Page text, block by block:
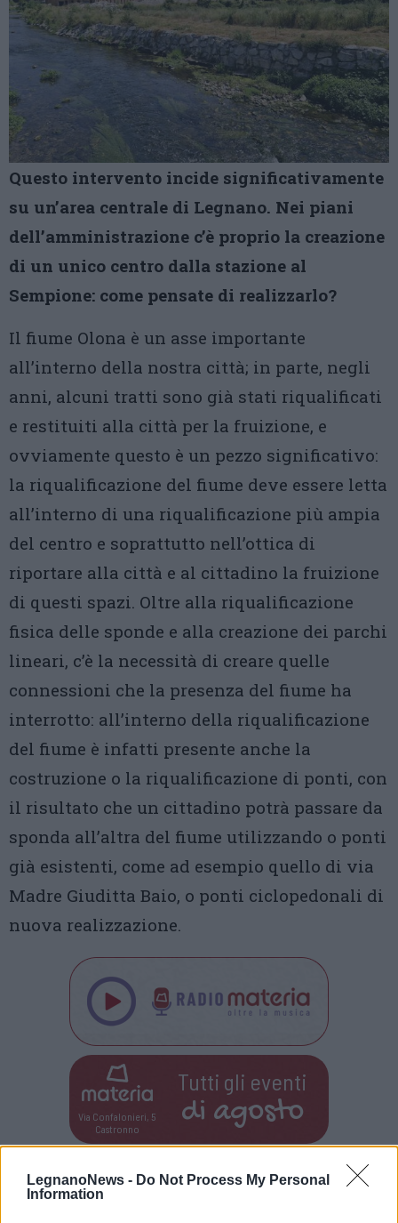
LegnanoNews - Do Not Process My Personal
Information
Questo intervento incide significativamente
su un’area centrale di Legnano. Nei piani
dell’amministrazione c’è proprio la creazione
di un unico centro dalla stazione al
Sempione: come pensate di realizzarlo?
Il fiume Olona è un asse importante
all’interno della nostra città; in parte, negli
anni, alcuni tratti sono già stati riqualificati
e restituiti alla città per la fruizione, e
ovviamente questo è un pezzo significativo:
la riqualificazione del fiume deve essere letta
all’interno di una riqualificazione più ampia
del centro e soprattutto nell’ottica di
riportare alla città e al cittadino la fruizione
di questi spazi. Oltre alla riqualificazione
fisica delle sponde e alla creazione dei parchi
lineari, c’è la necessità di creare quelle
connessioni che la presenza del fiume ha
interrotto: all’interno della riqualificazione
del fiume è infatti presente anche la
costruzione o la riqualificazione di ponti, con
il risultato che un cittadino potrà passare da
sponda all’altra del fiume utilizzando o ponti
già esistenti, come ad esempio quello di via
Madre Giuditta Baio, o ponti ciclopedonali di
nuova realizzazione.
Via Confalonieri, 5
Castronno
Tutti gli eventi
di agosto
Leda Mocchetti
leda.mocchetti@legnanonews.com